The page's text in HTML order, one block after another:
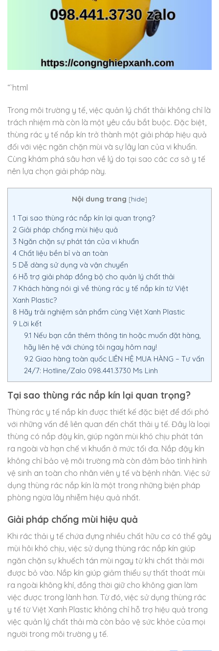
“`html
Trong môi trường y tế, việc quản lý chất thải không chỉ là
trách nhiệm mà còn là một yêu cầu bắt buộc. Đặc biệt,
thùng rác y tế nắp kín trở thành một giải pháp hiệu quả
đối với việc ngăn chặn mùi và sự lây lan của vi khuẩn.
Cùng khám phá sâu hơn về lý do tại sao các cơ sở y tế
nên lựa chọn giải pháp này.
Nội dung trang [hide]
1 Tại sao thùng rác nắp kín lại quan trọng?
2 Giải pháp chống mùi hiệu quả
3 Ngăn chặn sự phát tán của vi khuẩn
4 Chất liệu bền bỉ và an toàn
5 Dễ dàng sử dụng và vận chuyển
6 Hỗ trợ giải pháp đồng bộ cho quản lý chất thải
7 Khách hàng nói gì về thùng rác y tế nắp kín từ Việt
Xanh Plastic?
8 Hãy trải nghiệm sản phẩm cùng Việt Xanh Plastic
9 Lời kết
9.1 Nếu bạn cần thêm thông tin hoặc muốn đặt hàng,
hãy liên hệ với chúng tôi ngay hôm nay!
9.2Giao hàng toàn quốc LIÊN HỆ MUA HÀNG – Tư vấn
24/7: Hotline/Zalo 098.441.3730 Ms Linh
Tại sao thùng rác nắp kín lại quan trọng?
Thùng rác y tế nắp kín được thiết kế đặc biệt để đối phó
với những vấn đề liên quan đến chất thải y tế. Đây là loại
thùng có nắp đậy kín, giúp ngăn mùi khó chịu phát tán
ra ngoài và hạn chế vi khuẩn ở mức tối đa. Nắp đậy kín
không chỉ bảo vệ môi trường mà còn đảm bảo tình hình
vệ sinh an toàn cho nhân viên y tế và bệnh nhân. Việc sử
dụng thùng rác nắp kín là một trong những biện pháp
phòng ngừa lây nhiễm hiệu quả nhất.
Giải pháp chống mùi hiệu quả
Khi rác thải y tế chứa đựng nhiều chất hữu cơ có thể gây
mùi hôi khó chịu, việc sử dụng thùng rác nắp kín giúp
ngăn chặn sự khuếch tán mùi ngay từ khi chất thải mới
được bỏ vào. Nắp kín giúp giảm thiểu sự thất thoát mùi
ra ngoài không khí, đồng thời giữ cho không gian làm
việc được trong lành hơn. Từ đó, việc sử dụng thùng rác
y tế từ Việt Xanh Plastic không chỉ hỗ trợ hiệu quả trong
việc quản lý chất thải mà còn bảo vệ sức khỏe của mọi
người trong môi trường y tế.